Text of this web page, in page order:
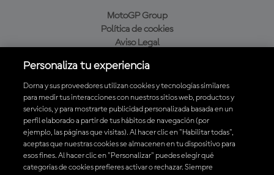
MotoGP Group
Política de cookies
Aviso Legal
Política de compra
Descarga la aplicación oficial de MotoGP™
Personaliza tu experiencia
Dorna y sus proveedores utilizan cookies y tecnologías similares
para medir tus interacciones con nuestros sitios web, productos y
servicios, y para mostrarte publicidad personalizada basada en un
perfil elaborado a partir de tus hábitos de navegación (por
ejemplo, las páginas que visitas). Al hacer clic en "Habilitar todas",
aceptas que nuestras cookies se almacenen en tu dispositivo para
esos fines. Al hacer clic en "Personalizar" puedes elegir qué
categorías de cookies prefieres activar o rechazar. Siempre